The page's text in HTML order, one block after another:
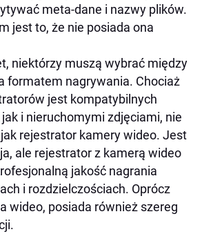
meta-dane i nazwy plików.
jest to, że nie posiada ona
niektórzy muszą wybrać między
formatem nagrywania. Chociaż
jest kompatybilnych
i nieruchomymi zdjęciami, nie
rejestrator kamery wideo. Jest
ale rejestrator z kamerą wideo
jakość nagrania
i rozdzielczościach. Oprócz
wideo, posiada również szereg